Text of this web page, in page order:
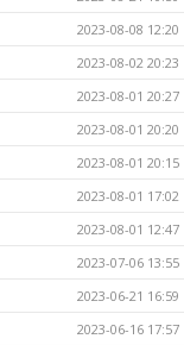
2023-08-08 12:20
2023-08-02 20:23
2023-08-01 20:27
2023-08-01 20:20
2023-08-01 20:15
2023-08-01 17:02
2023-08-01 12:47
2023-07-06 13:55
2023-06-21 16:59
2023-06-16 17:57